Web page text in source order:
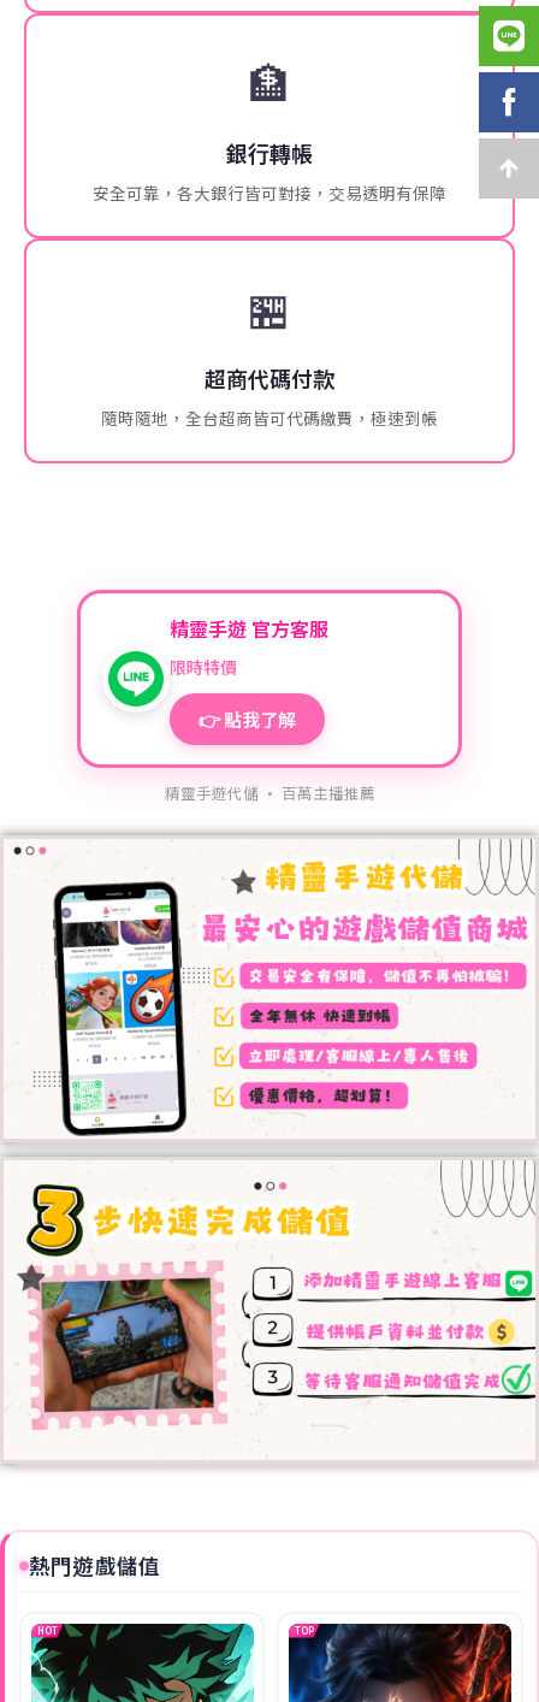
🏦
銀行轉帳
安全可靠，各大銀行皆可對接，交易透明有保障
🏪
超商代碼付款
隨時隨地，全台超商皆可代碼繳費，極速到帳
精靈手遊 官方客服
限時特價
👉 點我了解
精靈手遊代儲 · 百萬主播推薦
熱門遊戲儲值
HOT TOP